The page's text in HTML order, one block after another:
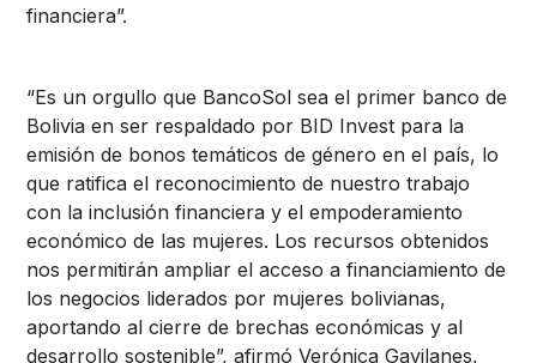
financiera”.
“Es un orgullo que BancoSol sea el primer banco de
Bolivia en ser respaldado por BID Invest para la
emisión de bonos temáticos de género en el país, lo
que ratifica el reconocimiento de nuestro trabajo
con la inclusión financiera y el empoderamiento
económico de las mujeres. Los recursos obtenidos
nos permitirán ampliar el acceso a financiamiento de
los negocios liderados por mujeres bolivianas,
aportando al cierre de brechas económicas y al
desarrollo sostenible”, afirmó Verónica Gavilanes,